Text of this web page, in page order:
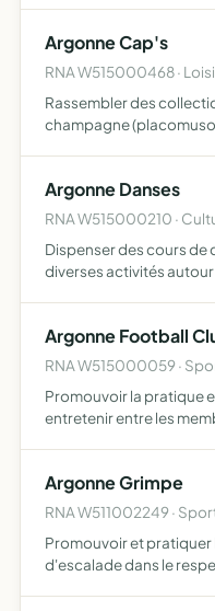
Argonne Cap's
RNA W515000468 ·
Rassembler des
champagne
Argonne Danses
RNA W515000210 ·
Dispenser des cours de
diverses activités
Argonne Football
RNA W515000059 ·
Promouvoir la pratique
entretenir entre les
Argonne Grimpe
RNA W511002249 ·
Promouvoir et
d'escalade dans le